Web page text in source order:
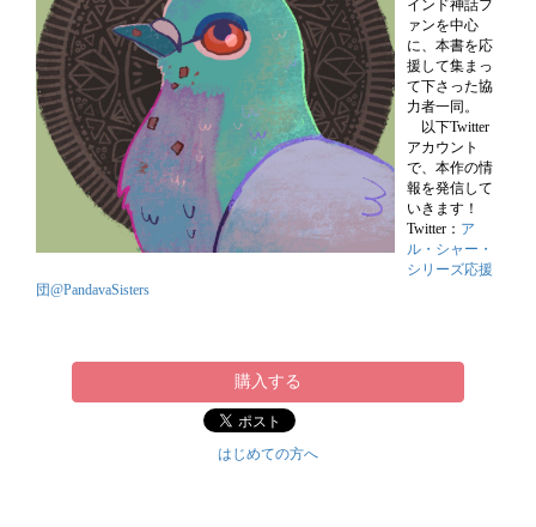
インド神話フ
ァンを中心
に、本書を応
援して集まっ
て下さった協
力者一同。
以下Twitter
アカウント
で、本作の情
報を発信して
いきます！
Twitter： ア
ル・シャー・
シリーズ応援
団@PandavaSisters
購入する
はじめての方へ